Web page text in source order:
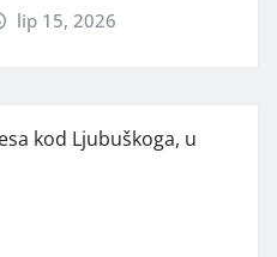
lip 15, 2026